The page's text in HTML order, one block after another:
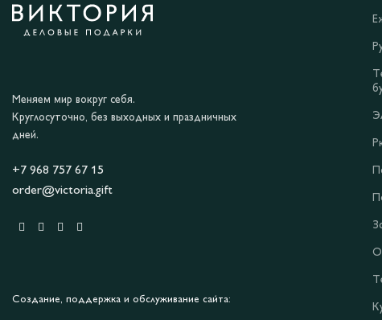
Меняем мир вокруг себя.
Круглосуточно, без выходных и праздничных
дней.
+7 968 757 67 15
order@victoria.gift
Создание, поддержка и обслуживание сайта: